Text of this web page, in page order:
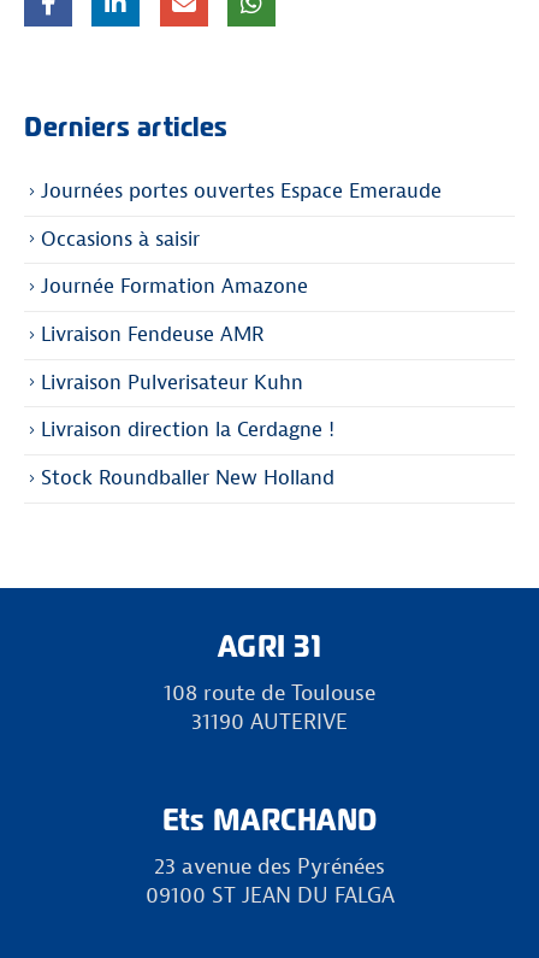
Derniers articles
Journées portes ouvertes Espace Emeraude
Occasions à saisir
Journée Formation Amazone
Livraison Fendeuse AMR
Livraison Pulverisateur Kuhn
Livraison direction la Cerdagne !
Stock Roundballer New Holland
AGRI 31
108 route de Toulouse
31190 AUTERIVE
Ets MARCHAND
23 avenue des Pyrénées
09100 ST JEAN DU FALGA